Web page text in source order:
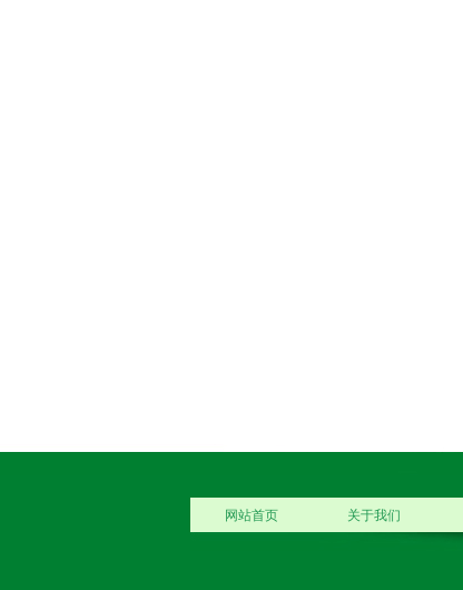
网站首页 关于我们